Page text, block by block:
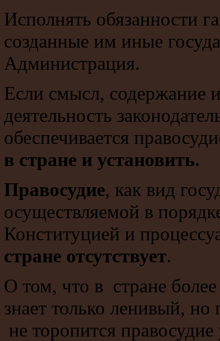
Исполнять обязанности
созданные им иные
Администрация.
Если смысл, содержание
деятельность
обеспечивается
в стране и установить.
Правосудие, как вид
осуществляемой в
Конституцией и
стране отсутствует.
О том, что в стране
знает только ленивый,
не торопится